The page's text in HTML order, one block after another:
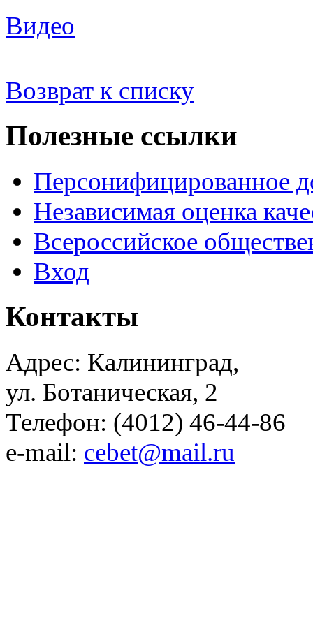
Видео
Возврат к списку
Полезные ссылки
Персонифицированное
Независимая оценка
Всероссийское
Вход
Контакты
Адрес: Калининград,
ул. Ботаническая, 2
Телефон: (4012) 46-44-86
e-mail: cebet@mail.ru